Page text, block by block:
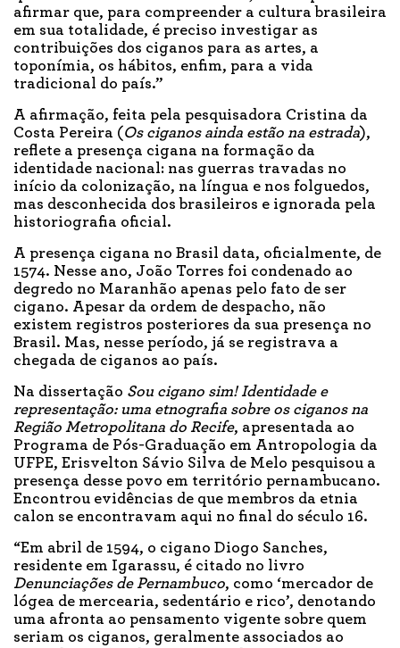
afirmar que, para compreender a cultura brasileira
em sua totalidade, é preciso investigar as
contribuições dos ciganos para as artes, a
toponímia, os hábitos, enfim, para a vida
tradicional do país.”
A afirmação, feita pela pesquisadora Cristina da
Costa Pereira ( Os ciganos ainda estão na estrada),
reflete a presença cigana na formação da
identidade nacional: nas guerras travadas no
início da colonização, na língua e nos folguedos,
mas desconhecida dos brasileiros e ignorada pela
historiografia oficial.
A presença cigana no Brasil data, oficialmente, de
1574. Nesse ano, João Torres foi condenado ao
degredo no Maranhão apenas pelo fato de ser
cigano. Apesar da ordem de despacho, não
existem registros posteriores da sua presença no
Brasil. Mas, nesse período, já se registrava a
chegada de ciganos ao país.
Na dissertação Sou cigano sim! Identidade e
representação: uma etnografia sobre os ciganos na
Região Metropolitana do Recife, apresentada ao
Programa de Pós-Graduação em Antropologia da
UFPE, Erisvelton Sávio Silva de Melo pesquisou a
presença desse povo em território pernambucano.
Encontrou evidências de que membros da etnia
calon se encontravam aqui no final do século 16.
“Em abril de 1594, o cigano Diogo Sanches,
residente em Igarassu, é citado no livro
Denunciações de Pernambuco, como ‘mercador de
lógea de mercearia, sedentário e rico’, denotando
uma afronta ao pensamento vigente sobre quem
seriam os ciganos, geralmente associados ao